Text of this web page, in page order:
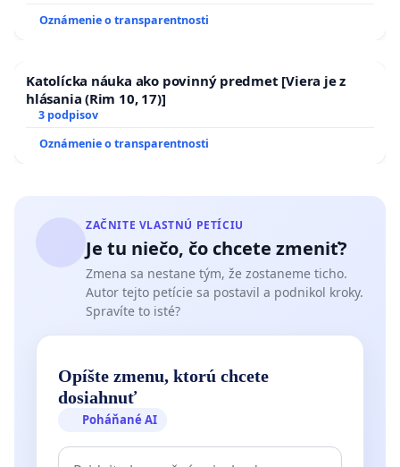
Oznámenie o transparentnosti
Katolícka náuka ako povinný predmet [Viera je z
hlásania (Rim 10, 17)]
3 podpisov
Oznámenie o transparentnosti
ZAČNITE VLASTNÚ PETÍCIU
Je tu niečo, čo chcete zmeniť?
Zmena sa nestane tým, že zostaneme ticho.
Autor tejto petície sa postavil a podnikol kroky.
Spravíte to isté?
Opíšte zmenu, ktorú chcete
dosiahnuť
Poháňané AI